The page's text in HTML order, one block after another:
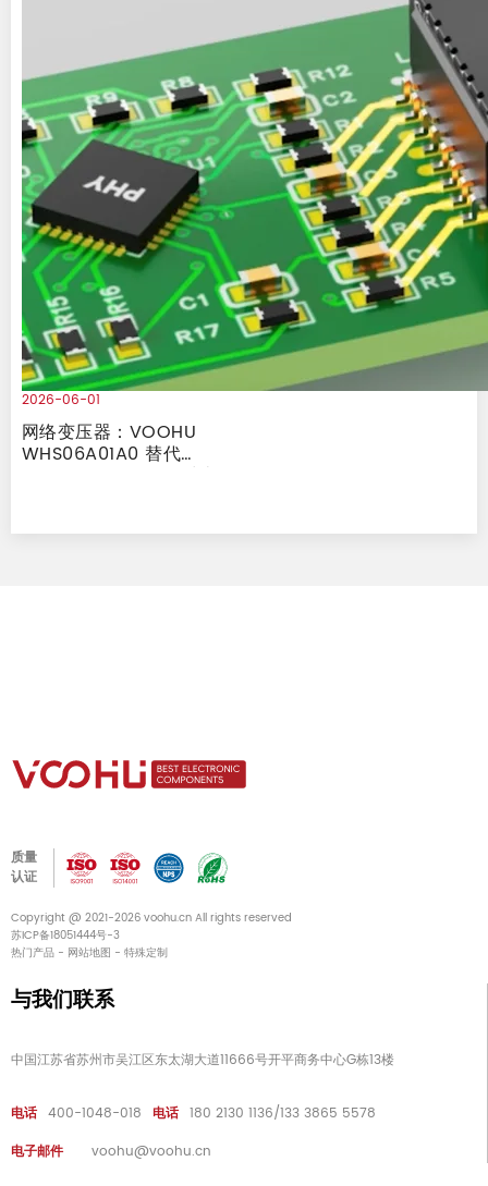
2026-06-01
网络变压器：VOOHU
WHS06A01A0 替代
Pulse HMU2103NL 对比
质量
认证
Copyright @ 2021-2026 voohu.cn All rights reserved
苏ICP备18051444号-3
热门产品 - 网站地图 - 特殊定制
与我们联系
中国江苏省苏州市吴江区东太湖大道11666号开平商务中心G栋13楼
电话 400-1048-018 电话 180 2130 1136/133 3865 5578
电子邮件
voohu@voohu.cn